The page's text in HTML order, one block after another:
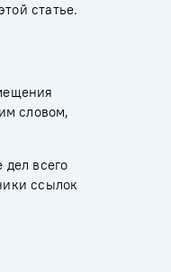
статье.
словом,
всего
ссылок